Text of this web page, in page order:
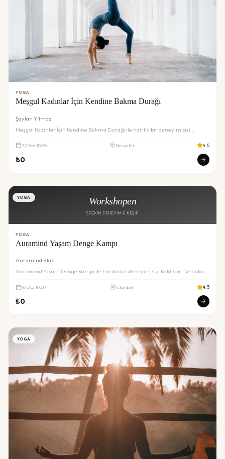
YOGA
Meşgul Kadınlar İçin Kendine Bakma Durağı
Şaylan Yılmaz
Meşgul Kadınlar İçin Kendine Bakma Durağı ile harika bir deneyim sizi
22Oca 10:00 Nevşehir 4.5
₺0
Workshopen
SEÇKIN DENEYIM & KEŞIF
YOGA
YOGA
Auramind Yaşam Denge Kampı
Auramind Ekibi
Auramind Yaşam Denge Kampı ile harika bir deneyim sizi bekliyor. Detaylar
16Oca 10:00 İstanbul 4.5
₺0
YOGA